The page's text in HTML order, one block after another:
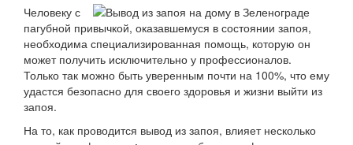
Человеку с
пагубной привычкой, оказавшемуся в состоянии запоя,
необходима специализированная помощь, которую он
может получить исключительно у профессионалов.
Только так можно быть уверенным почти на 100%, что ему
удастся безопасно для своего здоровья и жизни выйти из
запоя.
На то, как проводится вывод из запоя, влияет несколько